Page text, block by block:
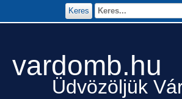
vardomb.hu
Üdvözöljük
Keres